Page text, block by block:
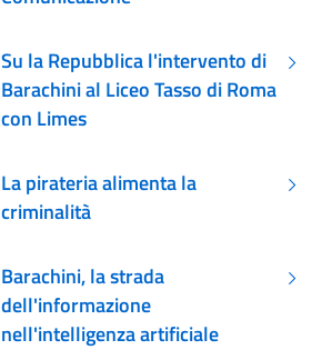
Su la Repubblica l'intervento di
Barachini al Liceo Tasso di Roma
con Limes
La pirateria alimenta la
criminalità
Barachini, la strada
dell'informazione
nell'intelligenza artificiale